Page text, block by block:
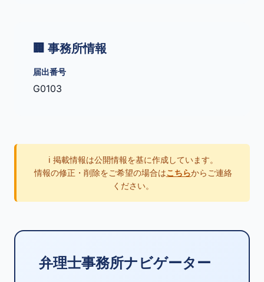
🏢 事務所情報
届出番号
G0103
ℹ️ 掲載情報は公開情報を基に作成しています。
情報の修正・削除をご希望の場合はこちらからご連絡
ください。
弁理士事務所ナビゲーター